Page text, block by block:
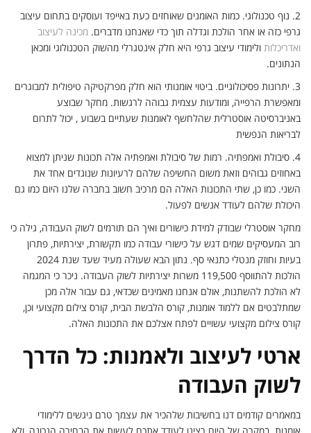
2. נוף טכנולוגי. כמות האומנים שאוחזים כעת באייפד ועוסקים בתחום עיצוב
גרפי כזה או אחר הולכת וגדלה תוך כדי שאנחנו מדברים. מכינה לעיצוב
ואדריכלות ולימודי עיצוב גרפי היא חלק אינטגרלי מהשוק הטכנולוגי ומכאן
הנתונים.
3. יתרונות פסיכולוגיים. ביטוי אומנותי הוא חלק מפרקטיקה טיפולית למבוגרים
ומאפשרת הרפייה, ומודעות עצמית גבוהה לרגשות. מחקר שבוצע
באניברסיטה אוסטרלית שהלחשף לאומנות שעתיים בשבוע , יכול לתרום
לבריאות הנפשית
4. סיבולת ואמפתיה. רמות של סיבולת ואמפתיה אלה תכונות שניתן למצוא
באחוזים גבוהים וזאת משום החשיפה שלהם לרעיונות שנוגדים אחד את
השני. כמו כן, שתי התכונות האלה הם מרכיב חשוב בחברה שלנו היום כמו גם
היכולת שלהם לעודד אנשים לפעול.
מחקר אוסטרלי שבודק למידת כישורים ואיך הם תורמים לשוק העבודה, גילה כי
רוב המעסיקים שמים דגש על כישורי עבודה כמו תקשורת, יצירתיות, פתרון
בעיות וחוזק מנטלי כתנאי סף. נתון הבא שעולה מעיד שעד שנת 2024
הולכות להתווסף 119,500 משרות יצירתיות לשוק העבודה. ניכר כי המגמה
לא הולכת להשתנות, אולם אנחנו מאמינים שכדאי, גם עבור אלה מכן
שמתלבטים אם ללמוד אומנות, קורס הלבשת הבית, קורס צילום מקצועי וכן,
קורס צילום מקצועי עשויים לפתח אצלכם את התכונות האלה.
ארטי לעיצוב ולאמנות: כל הדרך
לשוק העבודה
במאמרים קודמים דנו בחשיבות שלהכיר את עצמך טרם ניגשים ללימודי
אומנות. במקרה של היום רצינו לעודד אתכם לעשות את הבחירה הנכונה, ולא